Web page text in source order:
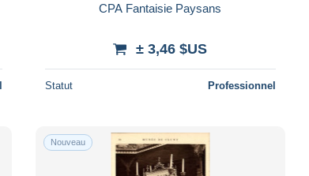
CPA Fantaisie Paysans
± 3,46 $US
Statut Professionnel
Nouveau